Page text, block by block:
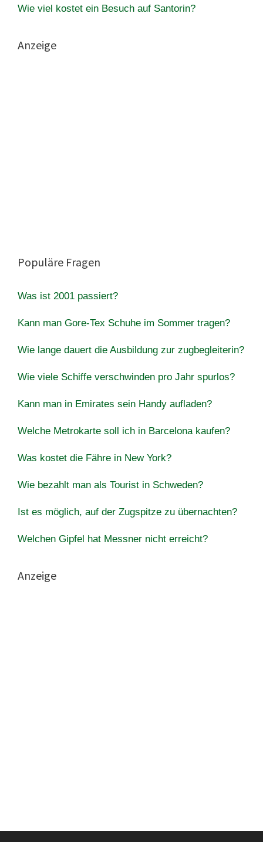
Wie viel kostet ein Besuch auf Santorin?
Anzeige
Populäre Fragen
Was ist 2001 passiert?
Kann man Gore-Tex Schuhe im Sommer tragen?
Wie lange dauert die Ausbildung zur zugbegleiterin?
Wie viele Schiffe verschwinden pro Jahr spurlos?
Kann man in Emirates sein Handy aufladen?
Welche Metrokarte soll ich in Barcelona kaufen?
Was kostet die Fähre in New York?
Wie bezahlt man als Tourist in Schweden?
Ist es möglich, auf der Zugspitze zu übernachten?
Welchen Gipfel hat Messner nicht erreicht?
Anzeige